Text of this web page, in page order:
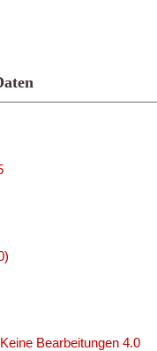
Bearbeitungen 4.0